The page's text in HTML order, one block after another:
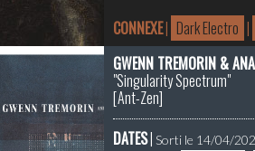
CONNEXE| Dark Electro |
GWENN TREMORIN &
"Singularity Spectrum"
[Ant-Zen]
DATES| Sorti le 14/04/